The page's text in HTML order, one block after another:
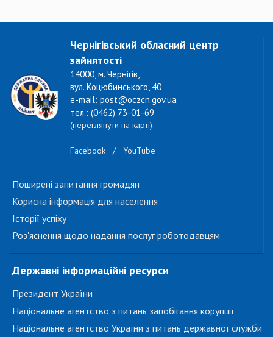
Чернігівський обласний центр
зайнятості
14000, м. Чернігів,
вул. Коцюбинського, 40
e-mail: post@oczcn.gov.ua
тел.: (0462) 73-01-69
(переглянути на карті)
Facebook / YouTube
Поширені запитання громадян
Корисна інформація для населення
Історії успіху
Роз'яснення щодо надання послуг роботодавцям
Державні інформаційні ресурси
Президент України
Національне агентство з питань запобігання корупції
Національне агентство України з питань державної служби